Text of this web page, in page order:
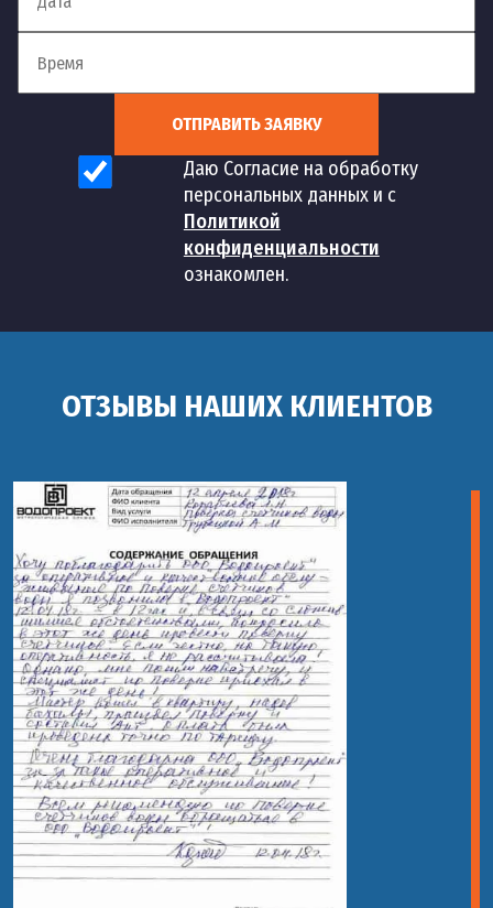
ОТПРАВИТЬ ЗАЯВКУ
Даю Согласие на обработку
персональных данных и с
Политикой
конфиденциальности
ознакомлен.
ОТЗЫВЫ НАШИХ КЛИЕНТОВ